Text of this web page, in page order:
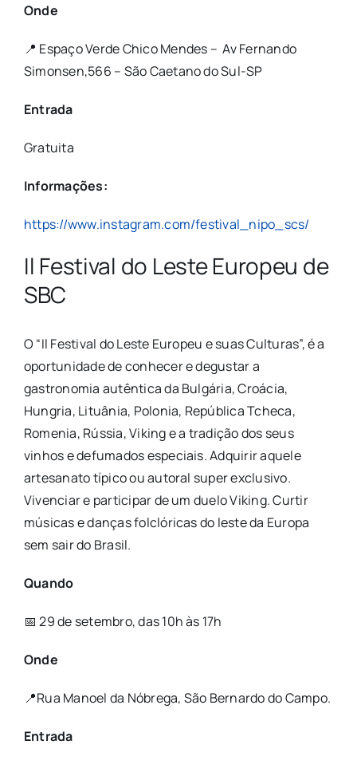
Onde
📍 Espaço Verde Chico Mendes – Av Fernando
Simonsen,566 – São Caetano do Sul-SP
Entrada
Gratuita
Informações:
https://www.instagram.com/festival_nipo_scs/
Il Festival do Leste Europeu de
SBC
O “Il Festival do Leste Europeu e suas Culturas”, é a
oportunidade de conhecer e degustar a
gastronomia autêntica da Bulgária, Croácia,
Hungria, Lituânia, Polonia, República Tcheca,
Romenia, Rússia, Viking e a tradição dos seus
vinhos e defumados especiais. Adquirir aquele
artesanato típico ou autoral super exclusivo.
Vivenciar e participar de um duelo Viking. Curtir
músicas e danças folclóricas do leste da Europa
sem sair do Brasil.
Quando
📅 29 de setembro, das 10h às 17h
Onde
📍Rua Manoel da Nóbrega, São Bernardo do Campo.
Entrada